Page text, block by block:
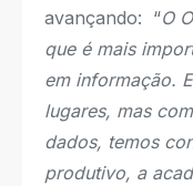
avançando: “O
que é mais
em informação.
lugares, mas
dados, temos
produtivo, a